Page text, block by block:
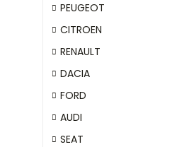
PEUGEOT
CITROEN
RENAULT
DACIA
FORD
AUDI
SEAT